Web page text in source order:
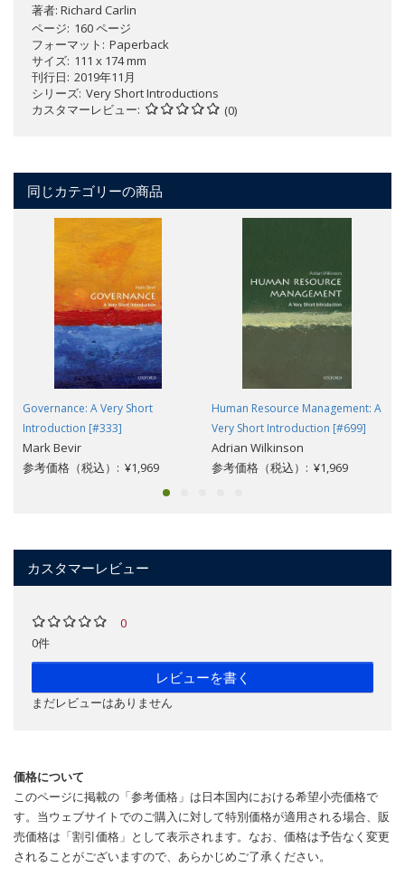
著者: Richard Carlin
ページ 160 ページ
フォーマット
Paperback
サイズ 111 x 174 mm
刊行日 2019年11月
シリーズ Very Short Introductions
カスタマーレビュー
(0)
同じカテゴリーの商品
Governance: A Very Short
Introduction [#333]
Mark Bevir
参考価格（税込）: ¥1,969
Human Resource Management: A
Very Short Introduction [#699]
Adrian Wilkinson
参考価格（税込）: ¥1,969
カスタマーレビュー
0
0件
レビューを書く
まだレビューはありません
価格について
このページに掲載の「参考価格」は日本国内における希望小売価格で
す。当ウェブサイトでのご購入に対して特別価格が適用される場合、販
売価格は「割引価格」として表示されます。なお、価格は予告なく変更
されることがございますので、あらかじめご了承ください。